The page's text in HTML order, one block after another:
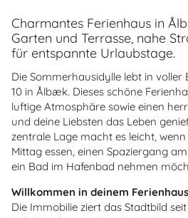
Charmantes Ferienhaus in
Garten und Terrasse, nahe
für entspannte Urlaubstage.
Die Sommerhausidylle lebt in voller
10 in Ålbæk. Dieses schöne
luftige Atmosphäre sowie einen
und deine Liebsten das Leben
zentrale Lage macht es leicht,
Mittag essen, einen Spaziergang
ein Bad im Hafenbad nehmen
Willkommen in deinem Ferienhaus
Die Immobilie ziert das Stadtbild